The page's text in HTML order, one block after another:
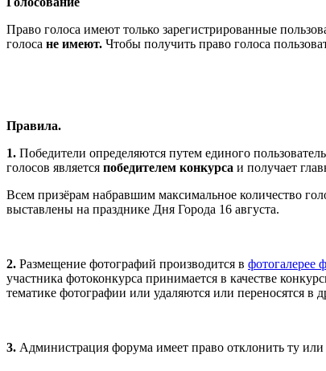
Право голоса имеют только зарегистрированные
голоса не имеют. Чтобы получить право голоса
Правила.
1. Победители определяются путем единого
голосов является победителем конкурса и получает
Всем призёрам набравшим максимальное количество
выставлены на празднике Дня Города 16 августа.
2. Размещение фотографий производится в фотогалерее
участника фотоконкурса принимается в качестве
тематике фотографии или удаляются или переносятся в
3. Администрация форума имеет право отклонить ту